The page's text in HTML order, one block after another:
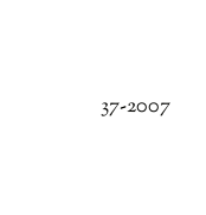
37-2007